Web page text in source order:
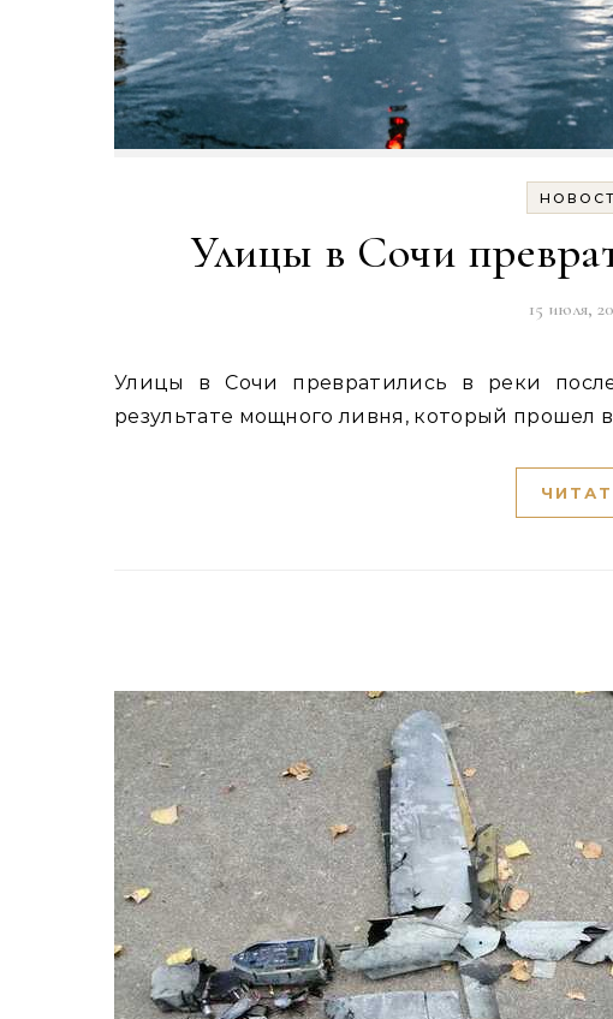
Улицы в Сочи
15 июля,
Улицы в Сочи превратились в реки после мощного ливня В Сочи затопило улицы. В
результате мощного ливня, который прошел